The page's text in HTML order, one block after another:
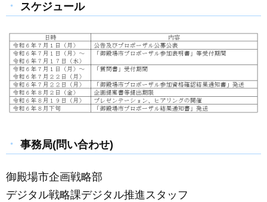
スケジュール
事務局(問い合わせ)
御殿場市企画戦略部
デジタル戦略課デジタル推進スタッフ